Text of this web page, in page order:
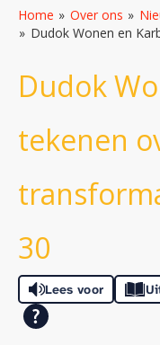
Home Over ons
Dudok Wonen en Karbouw
Dudok
tekenen
30
Lees voor